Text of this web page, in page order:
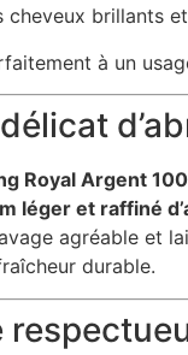
cheveux brillants
à un
Royal Argent
léger et raffiné
agréable et
durable.